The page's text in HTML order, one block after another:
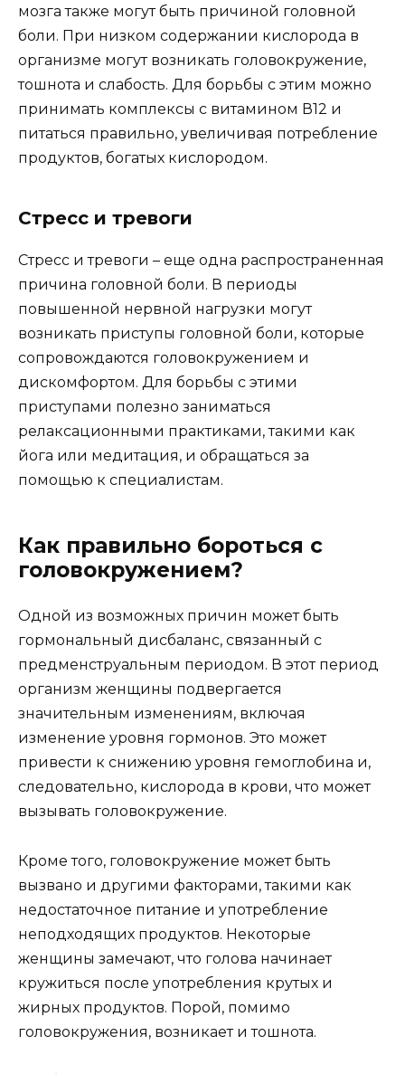
мозга также могут быть причиной головной
боли. При низком содержании кислорода в
организме могут возникать головокружение,
тошнота и слабость. Для борьбы с этим можно
принимать комплексы с витамином В12 и
питаться правильно, увеличивая потребление
продуктов, богатых кислородом.
Стресс и тревоги
Стресс и тревоги – еще одна распространенная
причина головной боли. В периоды
повышенной нервной нагрузки могут
возникать приступы головной боли, которые
сопровождаются головокружением и
дискомфортом. Для борьбы с этими
приступами полезно заниматься
релаксационными практиками, такими как
йога или медитация, и обращаться за
помощью к специалистам.
Как правильно бороться с
головокружением?
Одной из возможных причин может быть
гормональный дисбаланс, связанный с
предменструальным периодом. В этот период
организм женщины подвергается
значительным изменениям, включая
изменение уровня гормонов. Это может
привести к снижению уровня гемоглобина и,
следовательно, кислорода в крови, что может
вызывать головокружение.
Кроме того, головокружение может быть
вызвано и другими факторами, такими как
недостаточное питание и употребление
неподходящих продуктов. Некоторые
женщины замечают, что голова начинает
кружиться после употребления крутых и
жирных продуктов. Порой, помимо
головокружения, возникает и тошнота.